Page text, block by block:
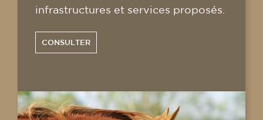
infrastructures et services proposés.
CONSULTER